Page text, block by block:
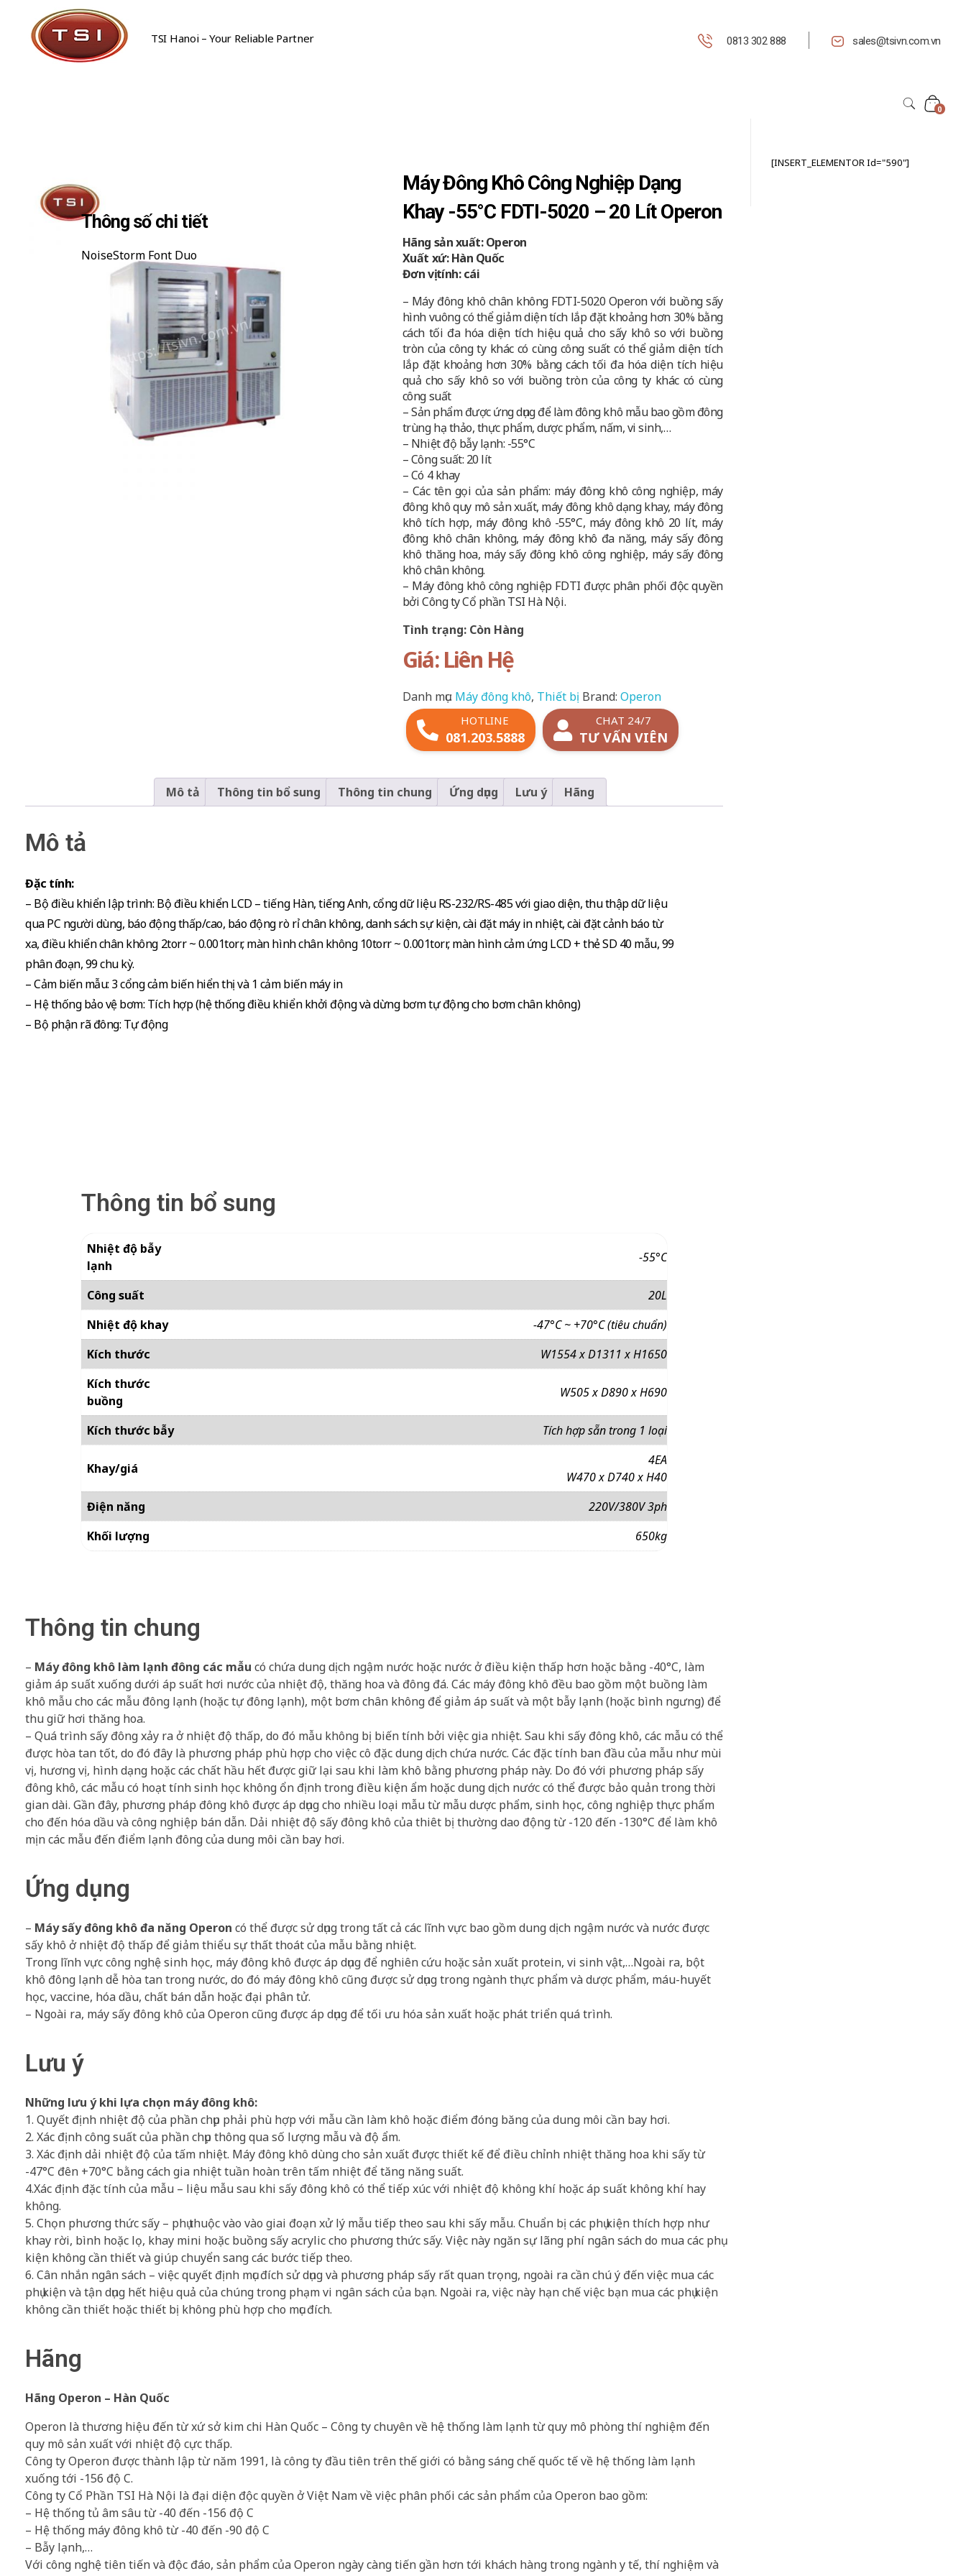
TSI Hanoi – Your Reliable Partner 0813 302 888 sales@tsivn.com.vn
0
Tình trạng: Còn Hàng
Máy Đông Khô Công Nghiệp Dạng
Khay -55°C FDTI-5020 – 20 Lít Operon
Giá: Liên Hệ
Hãng sản xuất: Operon
Xuất xứ: Hàn Quốc
Đơn vị tính: cái
– Máy đông khô chân không FDTI-5020 Operon với buồng sấy
hình vuông có thể giảm diện tích lắp đặt khoảng hơn 30% bằng
cách tối đa hóa diện tích hiệu quả cho sấy khô so với buồng
tròn của công ty khác có cùng công suất có thể giảm diện tích
lắp đặt khoảng hơn 30% bằng cách tối đa hóa diện tích hiệu
quả cho sấy khô so với buồng tròn của công ty khác có cùng
công suất
– Sản phẩm được ứng dụng để làm đông khô mẫu bao gồm đông
trùng hạ thảo, thực phẩm, dược phẩm, nấm, vi sinh,…
– Nhiệt độ bẫy lạnh: -55°C
– Công suất: 20 lít
– Có 4 khay
– Các tên gọi của sản phẩm: máy đông khô công nghiệp, máy
đông khô quy mô sản xuất, máy đông khô dạng khay, máy đông
khô tích hợp, máy đông khô -55°C, máy đông khô 20 lít, máy
đông khô chân không, máy đông khô đa năng, máy sấy đông
khô thăng hoa, máy sấy đông khô công nghiệp, máy sấy đông
khô chân không.
– Máy đông khô công nghiệp FDTI được phân phối độc quyền
bởi Công ty Cổ phần TSI Hà Nội.
HOTLINE
081.203.5888
CHAT 24/7
TƯ VẤN VIÊN
Danh mục: Máy đông khô, Thiết bị Brand: Operon
Mô tả Thông tin bổ sung Thông tin chung Ứng dụng Lưu ý Hãng
Mô tả
Đặc tính:
– Bộ điều khiển lập trình: Bộ điều khiển LCD – tiếng Hàn, tiếng Anh, cổng dữ liệu RS-232/RS-485 với giao diện, thu thập dữ liệu
qua PC người dùng, báo động thấp/cao, báo động rò rỉ chân không, danh sách sự kiện, cài đặt máy in nhiệt, cài đặt cảnh báo từ
xa, điều khiển chân không 2torr ~ 0.001torr, màn hình chân không 10torr ~ 0.001torr, màn hình cảm ứng LCD + thẻ SD 40 mẫu, 99
phân đoạn, 99 chu kỳ.
– Cảm biến mẫu: 3 cổng cảm biến hiển thị và 1 cảm biến máy in
– Hệ thống bảo vệ bơm: Tích hợp (hệ thống điều khiển khởi động và dừng bơm tự động cho bơm chân không)
– Bộ phận rã đông: Tự động
Thông tin bổ sung
Nhiệt độ bẫy
lạnh
-55°C
Công suất
20L
Nhiệt độ khay
-47°C ~ +70°C (tiêu chuẩn)
Kích thước
W1554 x D1311 x H1650
Kích thước
buồng
W505 x D890 x H690
Kích thước bẫy Tích hợp sẵn trong 1 loại
Khay/giá
4EA
W470 x D740 x H40
Điện năng
220V/380V 3ph
Khối lượng
650kg
Thông tin chung
– Máy đông khô làm lạnh đông các mẫu có chứa dung dịch ngậm nước hoặc nước ở điều kiện thấp hơn hoặc bằng -40°C, làm
giảm áp suất xuống dưới áp suất hơi nước của nhiệt độ, thăng hoa và đông đá. Các máy đông khô đều bao gồm một buồng làm
khô mẫu cho các mẫu đông lạnh (hoặc tự đông lạnh), một bơm chân không để giảm áp suất và một bẫy lạnh (hoặc bình ngưng) để
thu giữ hơi thăng hoa.
– Quá trình sấy đông xảy ra ở nhiệt độ thấp, do đó mẫu không bị biến tính bởi việc gia nhiệt. Sau khi sấy đông khô, các mẫu có thể
được hòa tan tốt, do đó đây là phương pháp phù hợp cho việc cô đặc dung dịch chứa nước. Các đặc tính ban đầu của mẫu như mùi
vị, hương vị, hình dạng hoặc các chất hầu hết được giữ lại sau khi làm khô bằng phương pháp này. Do đó với phương pháp sấy
đông khô, các mẫu có hoạt tính sinh học không ổn định trong điều kiện ẩm hoặc dung dịch nước có thể được bảo quản trong thời
gian dài. Gần đây, phương pháp đông khô được áp dụng cho nhiều loại mẫu từ mẫu dược phẩm, sinh học, công nghiệp thực phẩm
cho đến hóa dầu và công nghiệp bán dẫn. Dải nhiệt độ sấy đông khô của thiêt bị thường dao động từ -120 đến -130°C để làm khô
mịn các mẫu đến điểm lạnh đông của dung môi cần bay hơi.
Ứng dụng
– Máy sấy đông khô đa năng Operon có thể được sử dụng trong tất cả các lĩnh vực bao gồm dung dịch ngậm nước và nước được
sấy khô ở nhiệt độ thấp để giảm thiểu sự thất thoát của mẫu bằng nhiệt.
Trong lĩnh vực công nghệ sinh học, máy đông khô được áp dụng để nghiên cứu hoặc sản xuất protein, vi sinh vật,…Ngoài ra, bột
khô đông lạnh dễ hòa tan trong nước, do đó máy đông khô cũng được sử dụng trong ngành thực phẩm và dược phẩm, máu-huyết
học, vaccine, hóa dầu, chất bán dẫn hoặc đại phân tử.
– Ngoài ra, máy sấy đông khô của Operon cũng được áp dụng để tối ưu hóa sản xuất hoặc phát triển quá trình.
Lưu ý
Những lưu ý khi lựa chọn máy đông khô:
1. Quyết định nhiệt độ của phần chụp phải phù hợp với mẫu cần làm khô hoặc điểm đóng băng của dung môi cần bay hơi.
2. Xác định công suất của phần chụp thông qua số lượng mẫu và độ ẩm.
3. Xác định dải nhiệt độ của tấm nhiệt. Máy đông khô dùng cho sản xuất được thiết kế để điều chỉnh nhiệt thăng hoa khi sấy từ
-47°C đên +70°C bằng cách gia nhiệt tuần hoàn trên tấm nhiệt để tăng năng suất.
4.Xác định đặc tính của mẫu – liệu mẫu sau khi sấy đông khô có thể tiếp xúc với nhiệt độ không khí hoặc áp suất không khí hay
không.
5. Chọn phương thức sấy – phụ thuộc vào vào giai đoạn xử lý mẫu tiếp theo sau khi sấy mẫu. Chuẩn bị các phụ kiện thích hợp như
khay rời, bình hoặc lọ, khay mini hoặc buồng sấy acrylic cho phương thức sấy. Việc này ngăn sự lãng phí ngân sách do mua các phụ
kiện không cần thiết và giúp chuyển sang các bước tiếp theo.
6. Cân nhắn ngân sách – việc quyết định mục đích sử dụng và phương pháp sấy rất quan trọng, ngoài ra cần chú ý đến việc mua các
phụ kiện và tận dụng hết hiệu quả của chúng trong phạm vi ngân sách của bạn. Ngoài ra, việc này hạn chế việc bạn mua các phụ kiện
không cần thiết hoặc thiết bị không phù hợp cho mục đích.
Hãng
Hãng Operon – Hàn Quốc
Operon là thương hiệu đến từ xứ sở kim chi Hàn Quốc – Công ty chuyên về hệ thống làm lạnh từ quy mô phòng thí nghiệm đến
quy mô sản xuất với nhiệt độ cực thấp.
Công ty Operon được thành lập từ năm 1991, là công ty đầu tiên trên thế giới có bằng sáng chế quốc tế về hệ thống làm lạnh
xuống tới -156 độ C.
Công ty Cổ Phần TSI Hà Nội là đại diện độc quyền ở Việt Nam về việc phân phối các sản phẩm của Operon bao gồm:
– Hệ thống tủ âm sâu từ -40 đến -156 độ C
– Hệ thống máy đông khô từ -40 đến -90 độ C
– Bẫy lạnh,…
Với công nghệ tiên tiến và độc đáo, sản phẩm của Operon ngày càng tiến gần hơn tới khách hàng trong ngành y tế, thí nghiệm và
[INSERT_ELEMENTOR Id="590"]